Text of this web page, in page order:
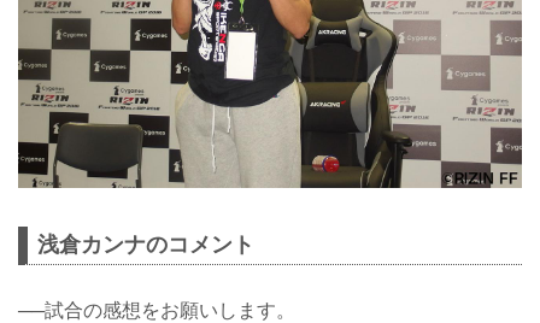
浅倉カンナのコメント
──試合の感想をお願いします。